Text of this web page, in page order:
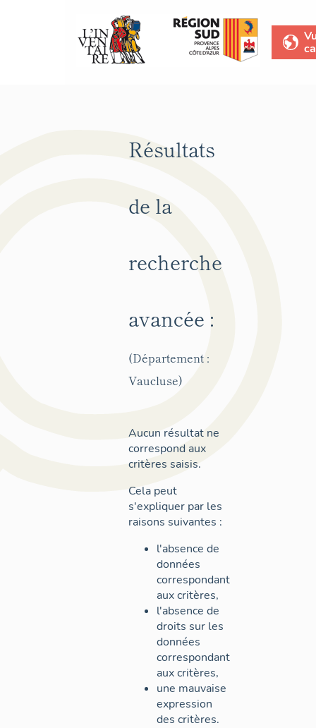
Résultats
de la
recherche
avancée :
(Département :
Vaucluse)
Aucun résultat ne
correspond aux
critères saisis.
Cela peut
s'expliquer par les
raisons suivantes :
l'absence de
données
correspondant
aux critères,
l'absence de
droits sur les
données
correspondant
aux critères,
une mauvaise
expression
des critères.